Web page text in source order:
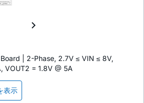
| 2-Phase, 2.7V ≤ VIN ≤ 8V,
VOUT2 = 1.8V @ 5A
表示